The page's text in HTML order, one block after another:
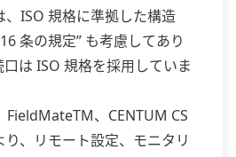
、ISO 規格に準拠した構造
条の規定” も考慮してあり
は ISO 規格を採用していま
FieldMateTM、CENTUM CS
、リモート設定、モニタリ